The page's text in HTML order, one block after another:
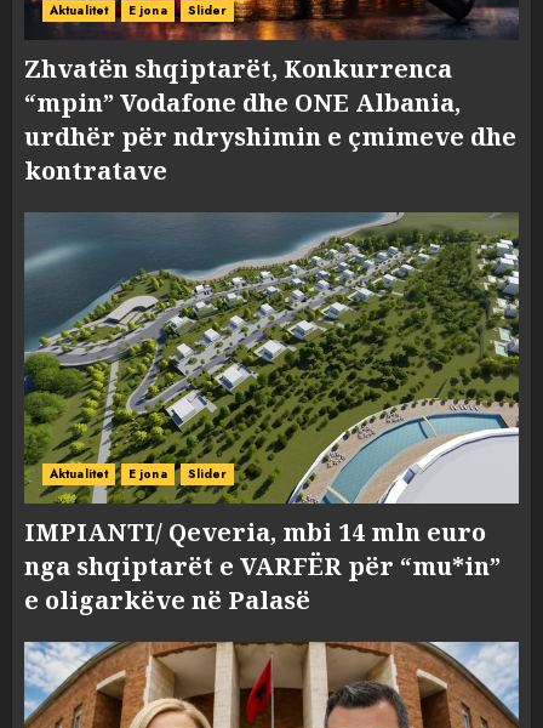
Aktualitet E jona Slider
Zhvatën shqiptarët, Konkurrenca
“mpin” Vodafone dhe ONE Albania,
urdhër për ndryshimin e çmimeve dhe
kontratave
Aktualitet E jona Slider
IMPIANTI/ Qeveria, mbi 14 mln euro
nga shqiptarët e VARFËR për “mu*in”
e oligarkëve në Palasë